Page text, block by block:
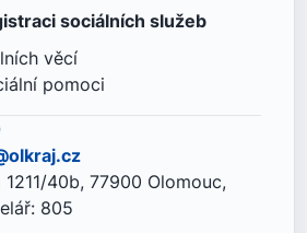
sociálních služeb
věcí
pomoci
40b, 77900 Olomouc,
805